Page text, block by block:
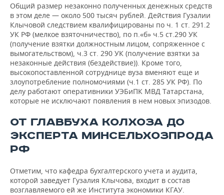
Общий размер незаконно полученных денежных средств
в этом деле — около 500 тысяч рублей. Действия Гузалии
Клычовой следствием квалифицированы по ч. 1 ст. 291.2
УК РФ (мелкое взяточничество), по п.«б» ч.5 ст.290 УК
(получение взятки должностным лицом, сопряженное с
вымогательством), ч.3 ст. 290 УК (получение взятки за
незаконные действия (бездействие)). Кроме того,
высокопоставленной сотруднице вуза вменяют еще и
злоупотребление полномочиями (ч.1 ст. 285 УК РФ). По
делу работают оперативники УЭБиПК МВД Татарстана,
которые не исключают появления в нем новых эпизодов.
ОТ ГЛАВБУХА КОЛХОЗА ДО
ЭКСПЕРТА МИНСЕЛЬХОЗПРОДА
РФ
Отметим, что кафедра бухгалтерского учета и аудита,
которой заведует Гузалия Клычова, входит в состав
возглавляемого ей же Института экономики КГАУ.